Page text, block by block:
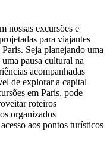
nossas excursões e
para viajantes
Seja planejando uma
pausa cultural na
acompanhadas
de explorar a capital
em Paris, pode
roteiros
organizados
aos pontos turísticos